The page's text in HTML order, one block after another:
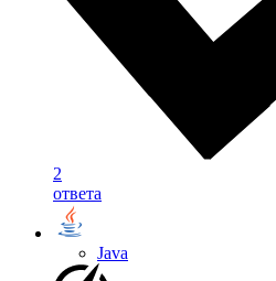
2
ответа
Java